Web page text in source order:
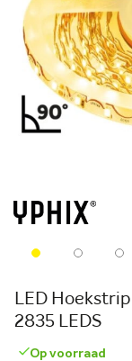
LED
2835 LEDS
Op voorraad